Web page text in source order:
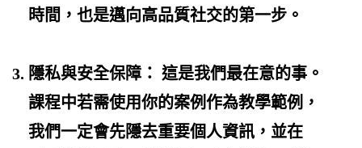
時間，也是邁向高品質社交的第一步。
隱私與安全保障： 這是我們最在意的事。
課程中若需使用你的案例作為教學範例，
我們一定會先隱去重要個人資訊，並在